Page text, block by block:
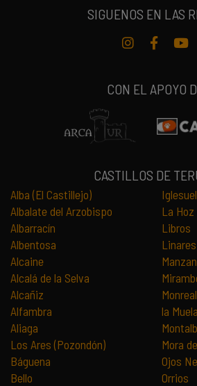
SIGUENOS EN LAS
Instagram
Facebook
CON EL APOYO
CASTILLOS DE
Alba (El Castillejo)
Albalate del Arzobispo
Albarracín
Albentosa
Alcaine
Alcalá de la Selva
Alcañiz
Alfambra
Aliaga
Los Ares (Pozondón)
Báguena
Bello
La
Libros
la
Mora
Ojos
Orrios